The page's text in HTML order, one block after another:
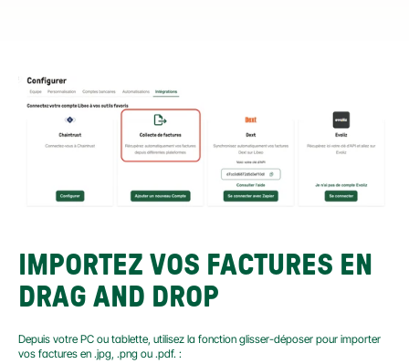
IMPORTEZ VOS FACTURES EN
DRAG AND DROP
Depuis votre PC ou tablette, utilisez la fonction glisser-déposer pour importer
vos factures en .jpg, .png ou .pdf. :